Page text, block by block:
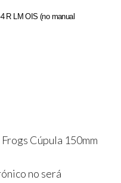
R LM OIS (no manual
Cúpula 150mm
no será